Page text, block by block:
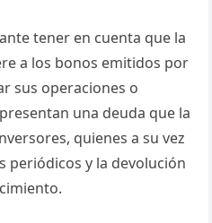
tener en cuenta que la
a los bonos emitidos por
sus operaciones o
una deuda que la
quienes a su vez
periódicos y la devolución